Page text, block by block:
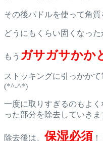
その後パドルを使って角質
どうにもくらい固くなった
もう ガサガサかか
ストッキングに引っかか
(*^-^*)
一度に取りすぎるのもよ
った部分を除去していきま
除去後は、保湿必須 ！